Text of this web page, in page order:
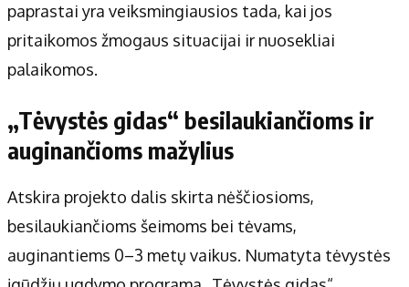
paprastai yra veiksmingiausios tada, kai jos
pritaikomos žmogaus situacijai ir nuosekliai
palaikomos.
„Tėvystės gidas“ besilaukiančioms ir
auginančioms mažylius
Atskira projekto dalis skirta nėščiosioms,
besilaukiančioms šeimoms bei tėvams,
auginantiems 0–3 metų vaikus. Numatyta tėvystės